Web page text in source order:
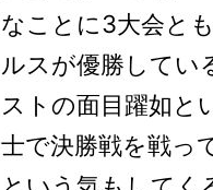
なことに3大会と
ルスが優勝してい
ストの面目躍如と
士で決勝戦を戦っ